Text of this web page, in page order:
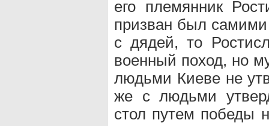
его племянник
призван был самими
с дядей, то
военный поход, но
людьми Киеве не
же с людьми
стол путем победы